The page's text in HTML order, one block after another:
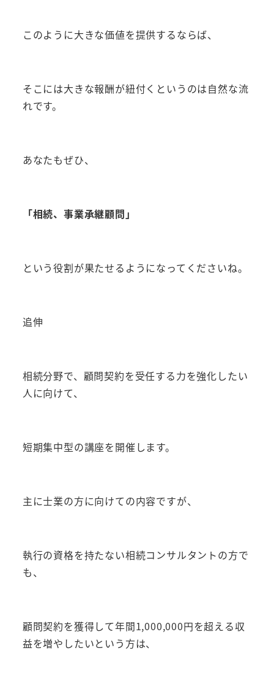
このように大きな価値を提供するならば、
そこには大きな報酬が紐付くというのは自然な流
れです。
あなたもぜひ、
「相続、事業承継顧問」
という役割が果たせるようになってくださいね。
追伸
相続分野で、顧問契約を受任する力を強化したい
人に向けて、
短期集中型の講座を開催します。
主に士業の方に向けての内容ですが、
執行の資格を持たない相続コンサルタントの方で
も、
顧問契約を獲得して年間1,000,000円を超える収
益を増やしたいという方は、